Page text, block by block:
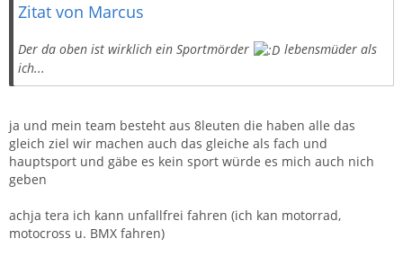
Zitat von Marcus
Der da oben ist wirklich ein Sportmörder
lebensmüder als
ich...
ja und mein team besteht aus 8leuten die haben alle das
gleich ziel wir machen auch das gleiche als fach und
hauptsport und gäbe es kein sport würde es mich auch nich
geben
achja tera ich kann unfallfrei fahren (ich kan motorrad,
motocross u. BMX fahren)